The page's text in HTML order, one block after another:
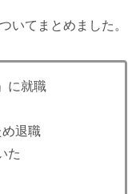
いてまとめました。
に就職
め退職
た